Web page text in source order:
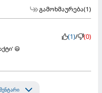
გამოხმაურება(1)
(1)/ (0)
😃